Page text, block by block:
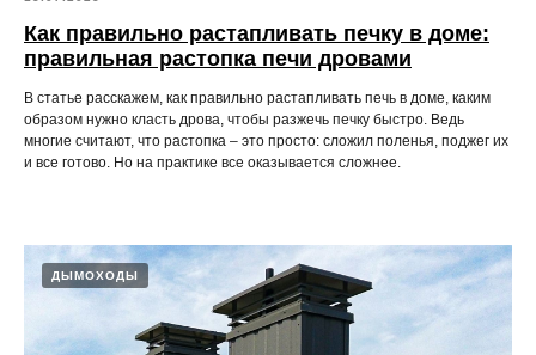
Как правильно растапливать печку в доме:
правильная растопка печи дровами
В статье расскажем, как правильно растапливать печь в доме, каким
образом нужно класть дрова, чтобы разжечь печку быстро. Ведь
многие считают, что растопка – это просто: сложил поленья, поджег их
и все готово. Но на практике все оказывается сложнее.
ДЫМОХОДЫ